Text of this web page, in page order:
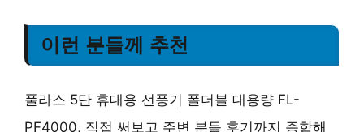
이런 분들께 추천
풀라스 5단 휴대용 선풍기 폴더블 대용량 FL-
PF4000, 직접 써보고 주변 분들 후기까지 종합해